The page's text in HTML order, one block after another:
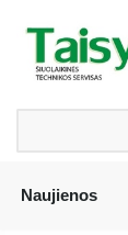
Перейти
змісту
Naujienos